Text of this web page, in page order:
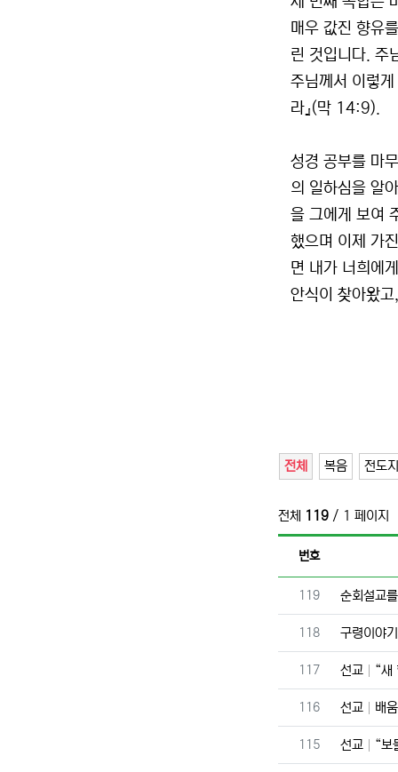
매우 값진 향유
린 것입니다. 주
주님께서 이렇
라』(막 14:9).
성경 공부를 마
의 일하심을 알
을 그에게 보여
했으며 이제 가
면 내가 너희에
안식이 찾아왔
전체 복음 전도지
전체 119 / 1 페이지
번호
번호
119 순회설교
번호
118 구령이야
번호
117 선교 “새
번호
116 선교 배
번호
115 선교 “보